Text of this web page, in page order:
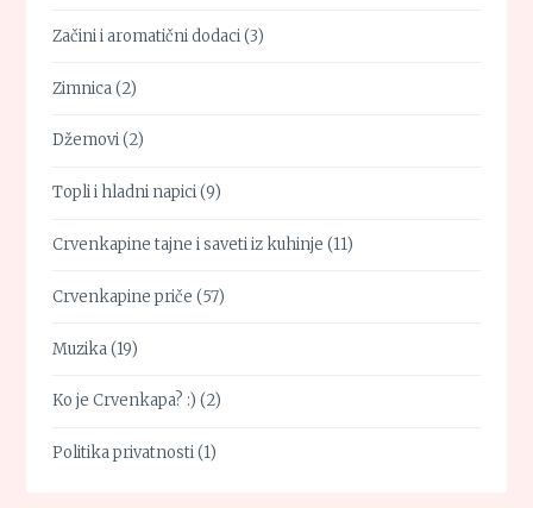
Začini i aromatični dodaci(3)
Zimnica(2)
Džemovi(2)
Topli i hladni napici(9)
Crvenkapine tajne i saveti iz kuhinje (11)
Crvenkapine priče (57)
Muzika(19)
Ko je Crvenkapa? :) (2)
Politika privatnosti(1)